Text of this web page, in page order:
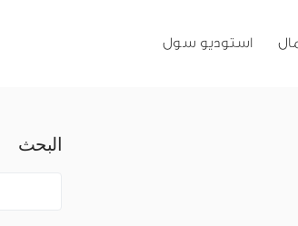
استوديو سول
البحث